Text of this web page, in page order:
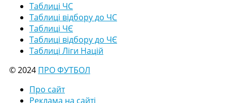
Таблиці ЧС
Таблиці відбору до ЧС
Таблиці ЧЄ
Таблиці відбору до ЧЄ
Таблиці Ліги Націй
© 2024 ПРО ФУТБОЛ
Про сайт
Реклама на сайті